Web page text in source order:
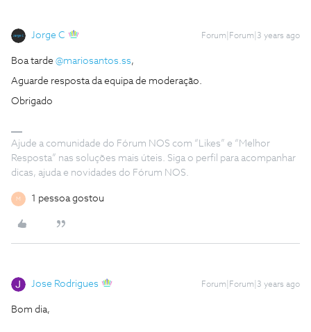
Jorge C Forum|Forum|3 years ago
Boa tarde @mariosantos.ss,
Aguarde resposta da equipa de moderação.
Obrigado
Ajude a comunidade do Fórum NOS com “Likes” e “Melhor
Resposta” nas soluções mais úteis. Siga o perfil para acompanhar
dicas, ajuda e novidades do Fórum NOS.
M 1 pessoa gostou
Jose Rodrigues Forum|Forum|3 years ago
Bom dia,